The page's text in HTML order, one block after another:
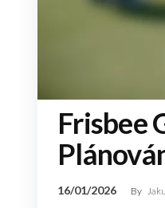
Frisbee
16/01/2026 By